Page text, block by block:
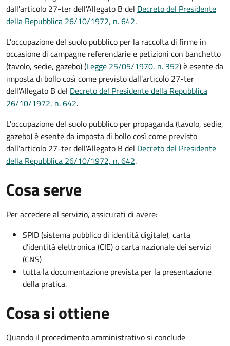
dall'articolo 27-ter dell'Allegato B del Decreto del Presidente
della Repubblica 26/10/1972, n. 642.
L'occupazione del suolo pubblico per la raccolta di firme in
occasione di campagne referendarie e petizioni con banchetto
(tavolo, sedie, gazebo) (Legge 25/05/1970, n. 352) è esente da
imposta di bollo così come previsto dall'articolo 27-ter
dell'Allegato B del Decreto del Presidente della Repubblica
26/10/1972, n. 642.
L'occupazione del suolo pubblico per propaganda (tavolo, sedie,
gazebo) è esente da imposta di bollo così come previsto
dall'articolo 27-ter dell'Allegato B del Decreto del Presidente
della Repubblica 26/10/1972, n. 642.
Cosa serve
Per accedere al servizio, assicurati di avere:
SPID (sistema pubblico di identità digitale), carta
d’identità elettronica (CIE) o carta nazionale dei servizi
(CNS)
tutta la documentazione prevista per la presentazione
della pratica.
Cosa si ottiene
Quando il procedimento amministrativo si conclude